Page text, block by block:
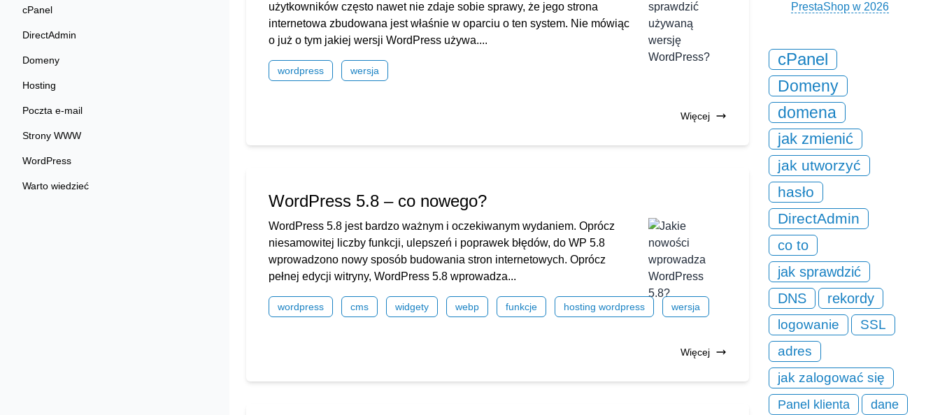
cPanel
DirectAdmin
Domeny
Hosting
Poczta e-mail
Strony WWW
WordPress
Warto wiedzieć
użytkowników często nawet nie zdaje sobie sprawy, że jego strona
internetowa zbudowana jest właśnie w oparciu o ten system. Nie mówiąc
o już o tym jakiej wersji WordPress używa....
wordpress wersja
Więcej
WordPress 5.8 – co nowego?
WordPress 5.8 jest bardzo ważnym i oczekiwanym wydaniem. Oprócz
niesamowitej liczby funkcji, ulepszeń i poprawek błędów, do WP 5.8
wprowadzono nowy sposób budowania stron internetowych. Oprócz
pełnej edycji witryny, WordPress 5.8 wprowadza...
wordpress cms widgety webp funkcje hosting wordpress wersja
Więcej
PrestaShop w 2026
cPanel
Domeny
domena
jak zmienić
jak utworzyć
hasło
DirectAdmin
co to
jak sprawdzić
DNS
rekordy
logowanie
SSL
adres
jak zalogować się
Panel klienta
dane